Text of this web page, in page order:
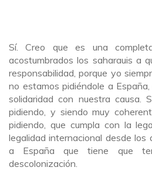
Sí. Creo que es una
acostumbrados los saharauis a
responsabilidad, porque yo
no estamos pidiéndole a
solidaridad con nuestra causa.
pidiendo, y siendo muy
pidiendo, que cumpla con la
legalidad internacional desde los
a España que tiene que
descolonización.